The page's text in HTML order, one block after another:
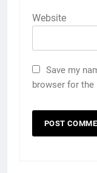
Website
Save my
browser for